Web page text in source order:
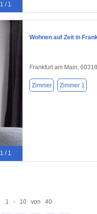
1 / 1
1 / 1
Wohnen auf Zeit in
Frankfurt am Main, 60318
Zimmer Zimmer 1
1 - 10 von 40